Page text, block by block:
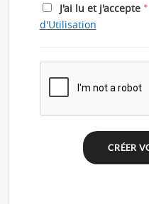
J'ai lu et j'accepte *
d'Utilisation